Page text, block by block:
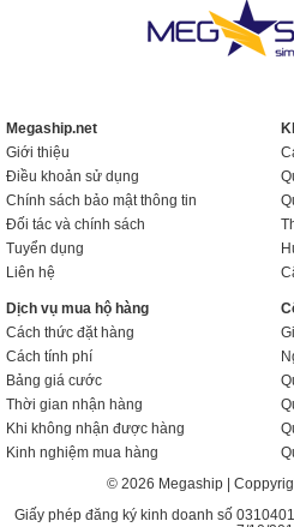
Megaship.net
Giới thiệu
Điều khoản sử dụng
Chính sách bảo mật thông tin
Đối tác và chính sách
Tuyển dụng
Liên hệ
Dịch vụ mua hộ hàng
Cách thức đặt hàng
Cách tính phí
Bảng giá cước
Thời gian nhận hàng
Khi không nhận được hàng
Kinh nghiệm mua hàng
© 2026 Megaship |
Giấy phép đăng ký kinh doanh số